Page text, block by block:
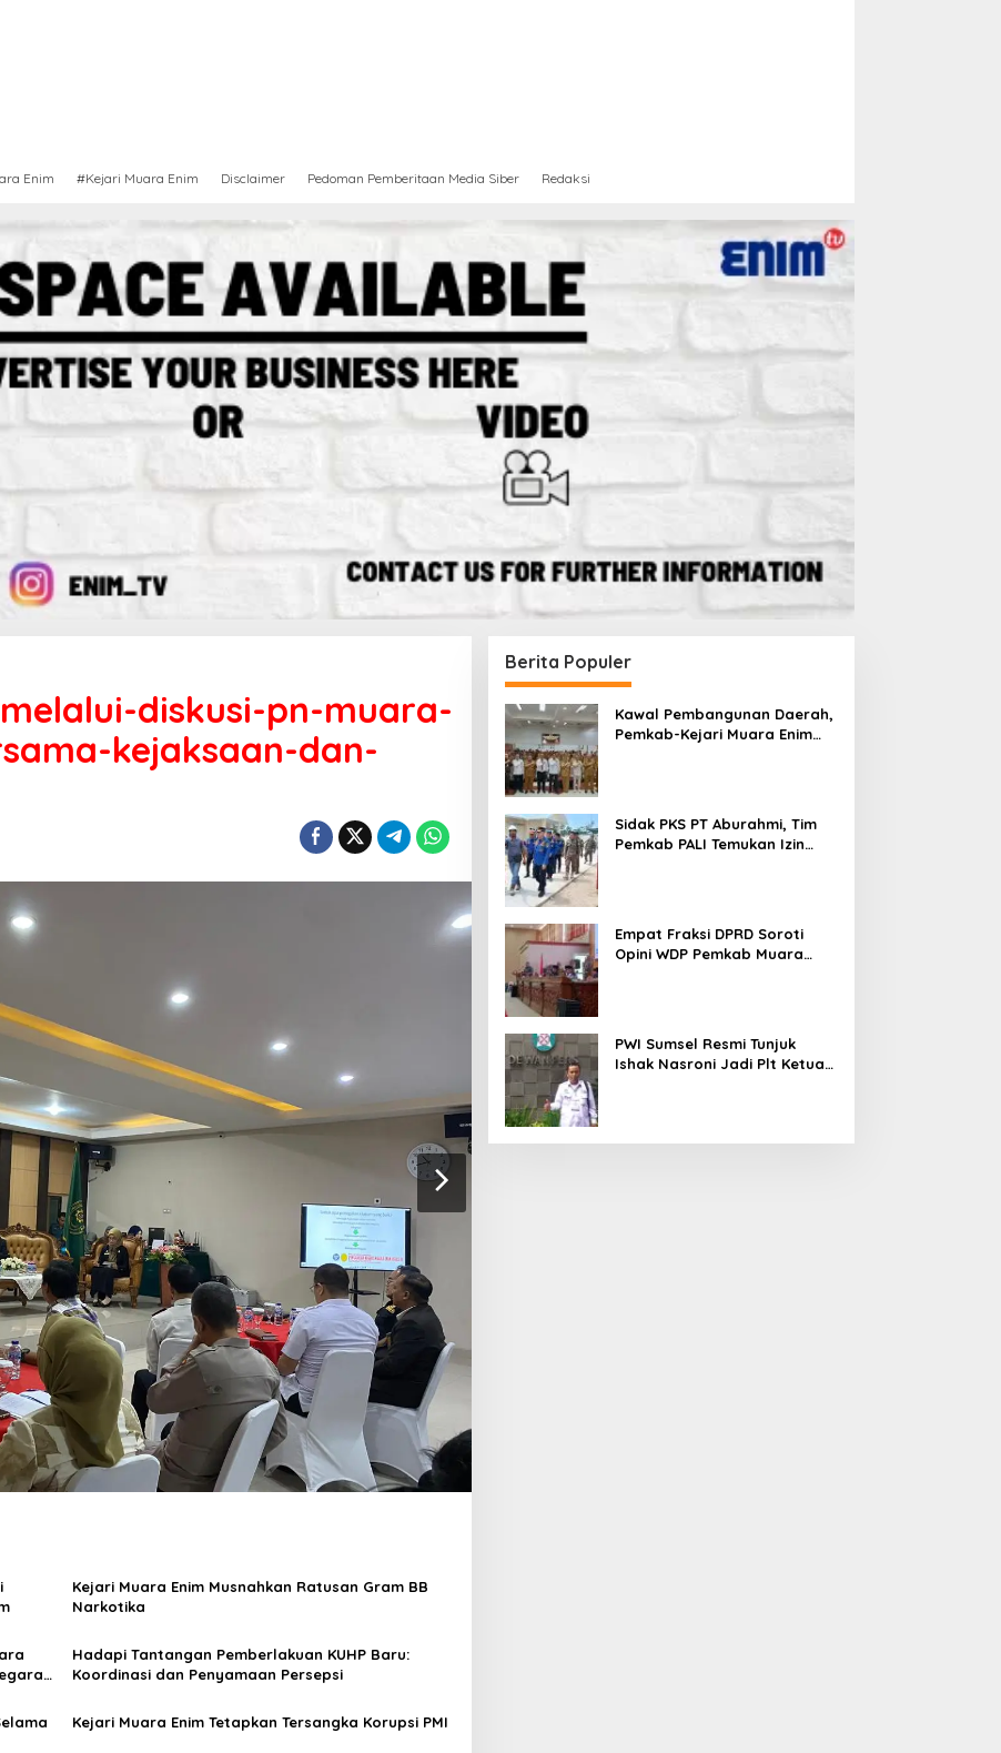
Enim #Kejari Muara Enim Disclaimer Pedoman Pemberitaan Media Siber Redaksi
diskusi-pn-muara-
kejaksaan-dan-
Kejari Muara Enim Musnahkan Ratusan Gram BB
Narkotika
Hadapi Tantangan Pemberlakuan KUHP Baru:
Koordinasi dan Penyamaan Persepsi
Kejari Muara Enim Tetapkan Tersangka Korupsi PMI
Berita Populer
Kawal Pembangunan Daerah,
Pemkab-Kejari Muara Enim
Sidak PKS PT Aburahmi, Tim
Pemkab PALI Temukan Izin
Empat Fraksi DPRD Soroti
Opini WDP Pemkab Muara
PWI Sumsel Resmi Tunjuk
Ishak Nasroni Jadi Plt Ketua